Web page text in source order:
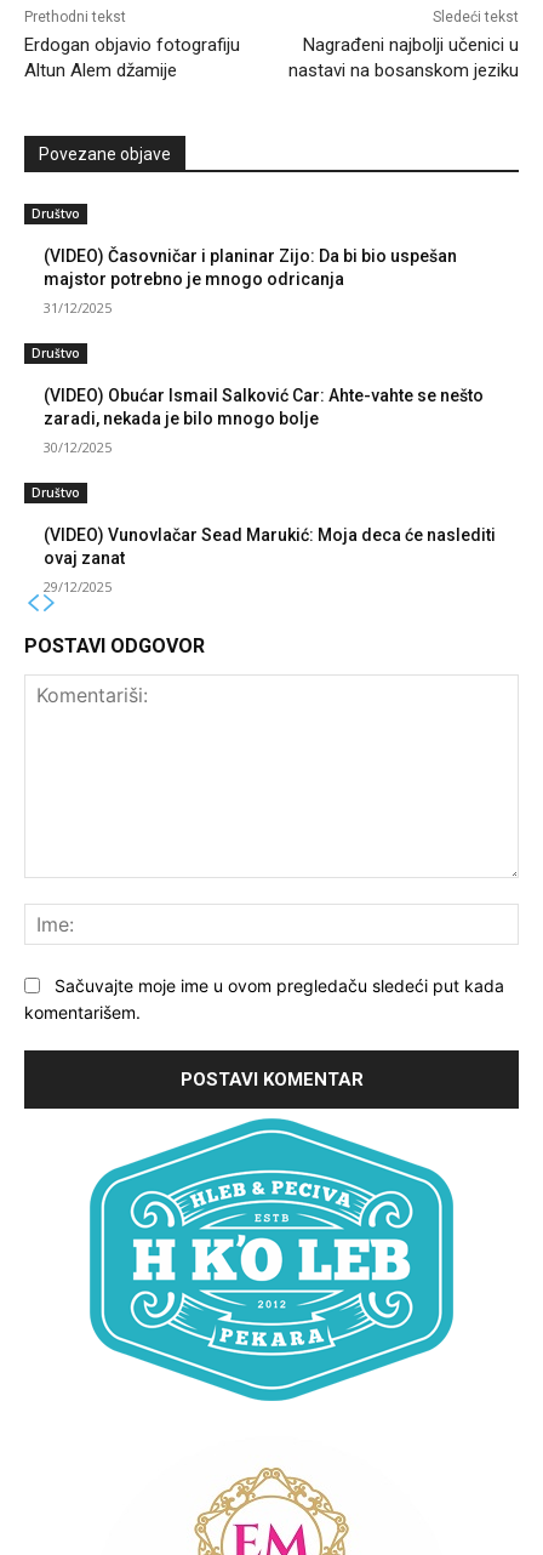
Prethodni tekst
Erdogan objavio fotografiju
Altun Alem džamije
Sledeći tekst
Nagrađeni najbolji učenici u
nastavi na bosanskom jeziku
Povezane objave
Društvo
(VIDEO) Časovničar i planinar Zijo: Da bi bio uspešan
majstor potrebno je mnogo odricanja
31/12/2025
Društvo
(VIDEO) Obućar Ismail Salković Car: Ahte-vahte se nešto
zaradi, nekada je bilo mnogo bolje
30/12/2025
Društvo
(VIDEO) Vunovlačar Sead Marukić: Moja deca će naslediti
ovaj zanat
29/12/2025
POSTAVI ODGOVOR
Sačuvajte moje ime u ovom pregledaču sledeći put kada
komentarišem.